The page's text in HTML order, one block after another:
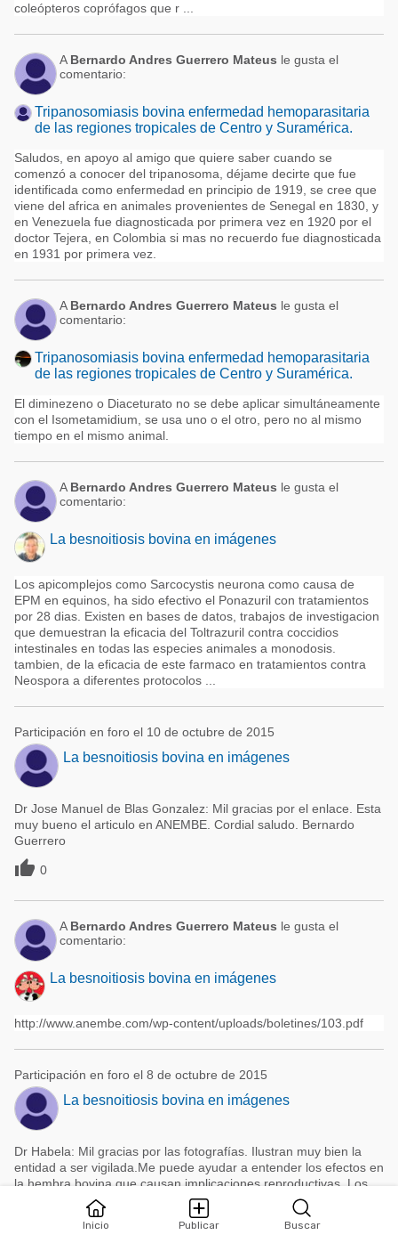
Inicio Publicar Buscar
coleópteros coprófagos que r ...
A Bernardo Andres Guerrero Mateus le gusta el
comentario:
Tripanosomiasis bovina enfermedad hemoparasitaria
de las regiones tropicales de Centro y Suramérica.
Saludos, en apoyo al amigo que quiere saber cuando se
comenzó a conocer del tripanosoma, déjame decirte que fue
identificada como enfermedad en principio de 1919, se cree que
viene del africa en animales provenientes de Senegal en 1830, y
en Venezuela fue diagnosticada por primera vez en 1920 por el
doctor Tejera, en Colombia si mas no recuerdo fue diagnosticada
en 1931 por primera vez.
A Bernardo Andres Guerrero Mateus le gusta el
comentario:
Tripanosomiasis bovina enfermedad hemoparasitaria
de las regiones tropicales de Centro y Suramérica.
El diminezeno o Diaceturato no se debe aplicar simultáneamente
con el Isometamidium, se usa uno o el otro, pero no al mismo
tiempo en el mismo animal.
A Bernardo Andres Guerrero Mateus le gusta el
comentario:
La besnoitiosis bovina en imágenes
Los apicomplejos como Sarcocystis neurona como causa de
EPM en equinos, ha sido efectivo el Ponazuril con tratamientos
por 28 dias. Existen en bases de datos, trabajos de investigacion
que demuestran la eficacia del Toltrazuril contra coccidios
intestinales en todas las especies animales a monodosis.
tambien, de la eficacia de este farmaco en tratamientos contra
Neospora a diferentes protocolos ...
Participación en foro el 10 de octubre de 2015
La besnoitiosis bovina en imágenes
Dr Jose Manuel de Blas Gonzalez: Mil gracias por el enlace. Esta
muy bueno el articulo en ANEMBE. Cordial saludo. Bernardo
Guerrero
 0
A Bernardo Andres Guerrero Mateus le gusta el
comentario:
La besnoitiosis bovina en imágenes
http://www.anembe.com/wp-content/uploads/boletines/103.pdf
Participación en foro el 8 de octubre de 2015
La besnoitiosis bovina en imágenes
Dr Habela: Mil gracias por las fotografías. Ilustran muy bien la
entidad a ser vigilada.Me puede ayudar a entender los efectos en
la hembra bovina que causan implicaciones reproductivas. Los
felicito ,excelente material. Bernardo Guerrero